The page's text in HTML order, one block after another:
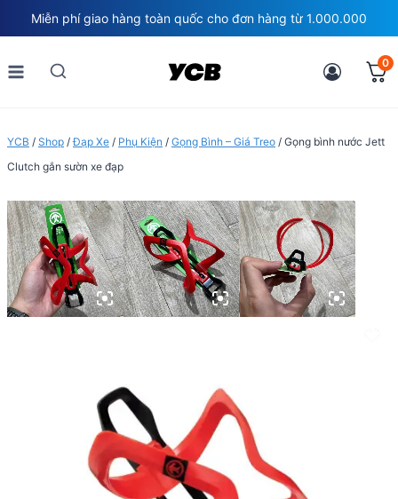
to
content
Miễn phí giao hàng toàn quốc cho đơn hàng từ 1.000.000
0
YCB / Shop /Đạp Xe / Phụ Kiện / Gọng Bình – Giá Treo / Gọng bình nước Jett
Clutch gắn sườn xe đạp